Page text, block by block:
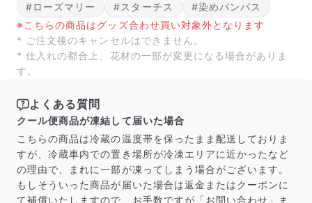
届いたお花に元気がなかったら？
もし届いたお花に「枯れている」「折れている」などの
不備があった場合は、些細なことでもお気軽にサポート
#ローズマリー
#スターチス
#染めパンパス
※こちらの商品はグッズ合わせ買い対象外となります
* ご注文後のキャンセルはできません。
* 仕入れの都合上、花材の一部が変更になる場合がありま
す。
よくある質問
クール便商品が凍結して届いた場合
こちらの商品は冷蔵の温度帯を保ったまま配送しておりま
すが、冷蔵車内での置き場所が冷凍エリアに近かったなど
の理由で、まれに一部が凍ってしまう場合がございます。
もしそういった商品が届いた場合は返金またはクーポンに
て補償いたしますので、お手数ですが「お問い合わせ」ま